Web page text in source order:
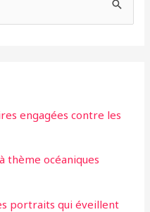
engagées contre les
thème océaniques
portraits qui éveillent